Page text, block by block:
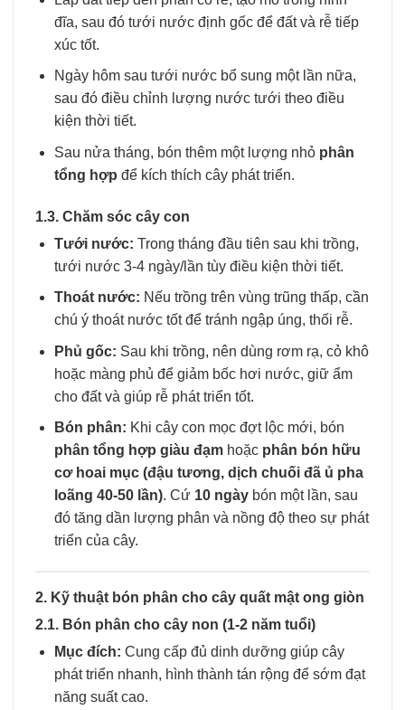
đĩa, sau đó tưới nước định gốc để đất và rễ tiếp
xúc tốt.
Ngày hôm sau tưới nước bổ sung một lần nữa,
sau đó điều chỉnh lượng nước tưới theo điều
kiện thời tiết.
Sau nửa tháng, bón thêm một lượng nhỏ phân
tổng hợp để kích thích cây phát triển.
1.3. Chăm sóc cây con
Tưới nước: Trong tháng đầu tiên sau khi trồng,
tưới nước 3-4 ngày/lần tùy điều kiện thời tiết.
Thoát nước: Nếu trồng trên vùng trũng thấp, cần
chú ý thoát nước tốt để tránh ngập úng, thối rễ.
Phủ gốc: Sau khi trồng, nên dùng rơm rạ, cỏ khô
hoặc màng phủ để giảm bốc hơi nước, giữ ẩm
cho đất và giúp rễ phát triển tốt.
Bón phân: Khi cây con mọc đợt lộc mới, bón
phân tổng hợp giàu đạmhoặc phân bón hữu
cơ hoai mục (đậu tương, dịch chuối đã ủ pha
loãng 40-50 lần). Cứ 10 ngàybón một lần, sau
đó tăng dần lượng phân và nồng độ theo sự phát
triển của cây.
2. Kỹ thuật bón phân cho cây quất mật ong giòn
2.1. Bón phân cho cây non (1-2 năm tuổi)
Mục đích: Cung cấp đủ dinh dưỡng giúp cây
phát triển nhanh, hình thành tán rộng để sớm đạt
năng suất cao.